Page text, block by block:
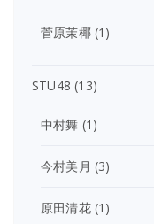
菅原茉椰(1)
STU48 (13)
中村舞 (1)
今村美月 (3)
原田清花(1)